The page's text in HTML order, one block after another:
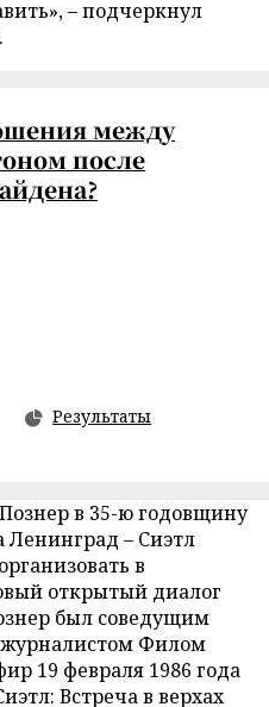
– подчеркнул
между
после
Результаты
в 35-ю годовщину
Ленинград – Сиэтл
в
открытый диалог
был соведущим
Филом
19 февраля 1986 года
Встреча в верхах